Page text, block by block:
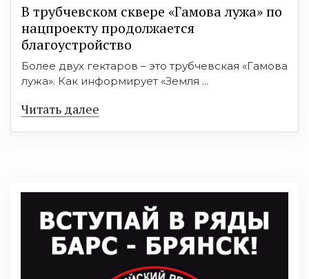
В трубчевском сквере «Гамова лужа» по
нацпроекту продолжается
благоустройство
Более двух гектаров – это трубчевская «Гамова
лужа». Как информирует «Земля ...
Читать далее